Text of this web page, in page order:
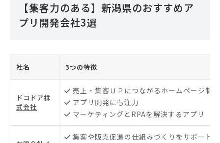
【集客力のある】新潟県のおすすめア
プリ開発会社3選
社名 3つの特徴
ドコドア株
式会社
売上・集客ＵＰにつながるホームページ制作
アプリ開発にも注力
マーケティングとRPAを解決するアプリ
集客や販売促進の仕組みづくりをサポート